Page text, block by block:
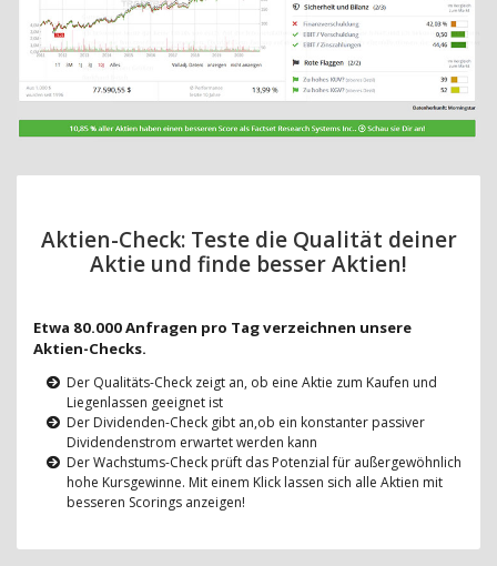
Aktien-Check: Teste die Qualität deiner
Aktie und finde besser Aktien!
Etwa 80.000 Anfragen pro Tag verzeichnen unsere
Aktien-Checks.
Der Qualitäts-Check zeigt an, ob eine Aktie zum Kaufen und
Liegenlassen geeignet ist
Der Dividenden-Check gibt an,ob ein konstanter passiver
Dividendenstrom erwartet werden kann
Der Wachstums-Check prüft das Potenzial für außergewöhnlich
hohe Kursgewinne. Mit einem Klick lassen sich alle Aktien mit
besseren Scorings anzeigen!